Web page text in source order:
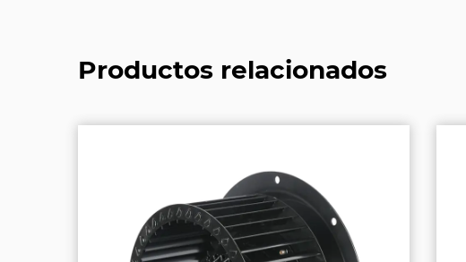
Productos relacionados